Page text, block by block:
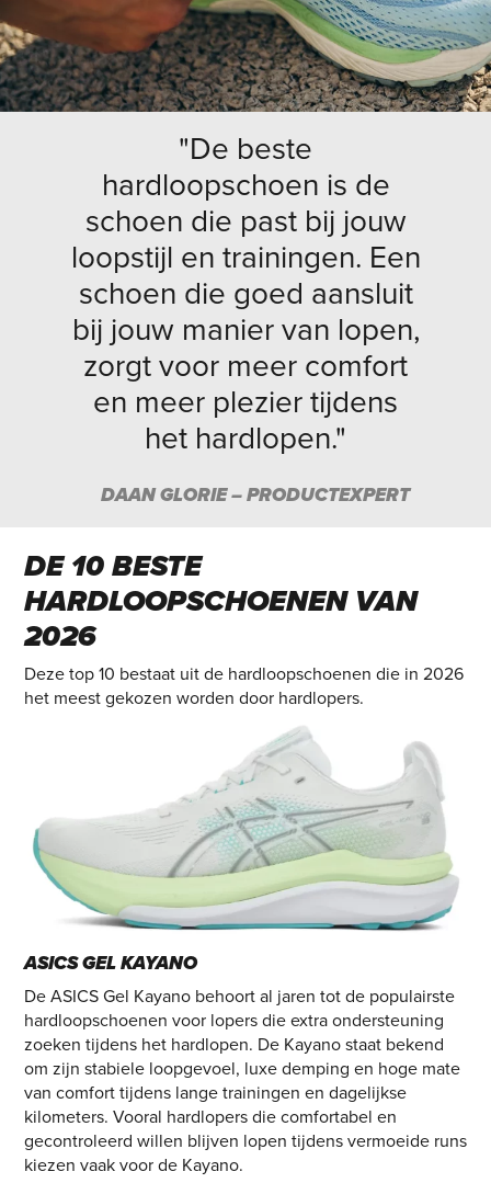
"De beste
hardloopschoen is de
schoen die past bij jouw
loopstijl en trainingen. Een
schoen die goed aansluit
bij jouw manier van lopen,
zorgt voor meer comfort
en meer plezier tijdens
het hardlopen."
DAAN GLORIE – PRODUCTEXPERT
DE 10 BESTE
HARDLOOPSCHOENEN VAN
2026
Deze top 10 bestaat uit de hardloopschoenen die in 2026
het meest gekozen worden door hardlopers.
ASICS GEL KAYANO
De ASICS Gel Kayano behoort al jaren tot de populairste
hardloopschoenen voor lopers die extra ondersteuning
zoeken tijdens het hardlopen. De Kayano staat bekend
om zijn stabiele loopgevoel, luxe demping en hoge mate
van comfort tijdens lange trainingen en dagelijkse
kilometers. Vooral hardlopers die comfortabel en
gecontroleerd willen blijven lopen tijdens vermoeide runs
kiezen vaak voor de Kayano.